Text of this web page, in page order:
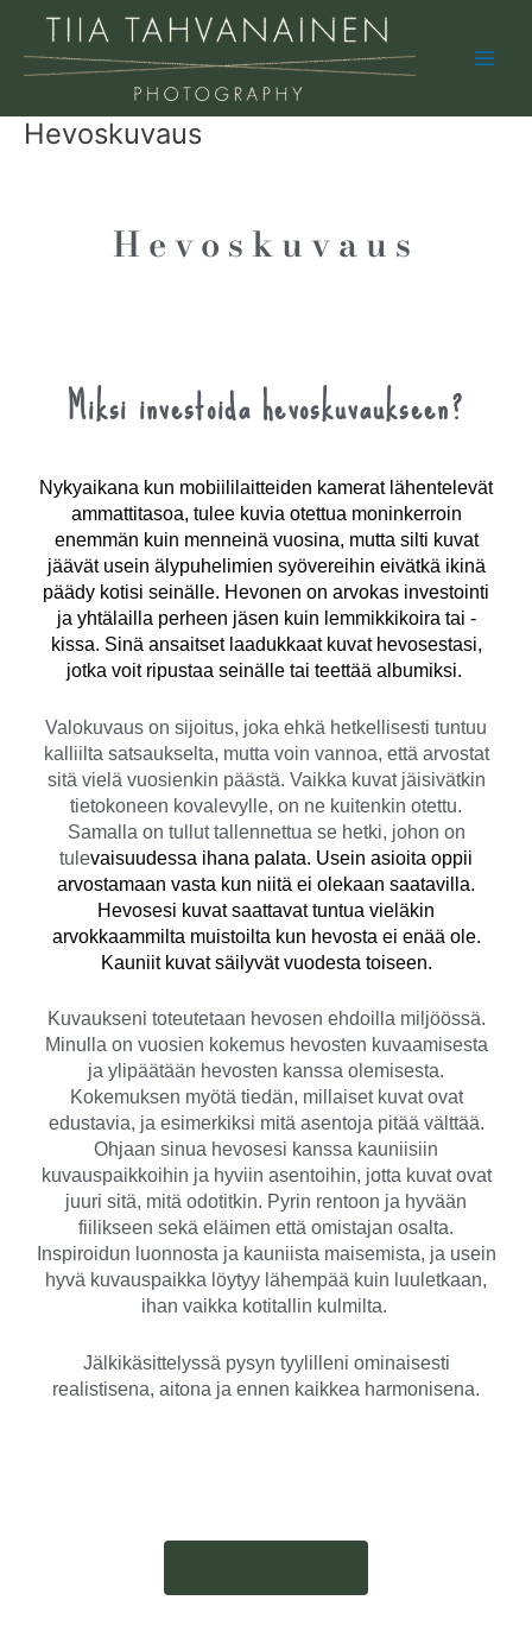
content
Hevoskuvaus
Hevoskuvaus
Miksi investoida hevoskuvaukseen?
Nykyaikana kun mobiililaitteiden kamerat lähentelevät
ammattitasoa, tulee kuvia otettua moninkerroin
enemmän kuin menneinä vuosina, mutta silti kuvat
jäävät usein älypuhelimien syövereihin eivätkä ikinä
päädy kotisi seinälle. Hevonen on arvokas investointi
ja yhtälailla perheen jäsen kuin lemmikkikoira tai -
kissa. Sinä ansaitset laadukkaat kuvat hevosestasi,
jotka voit ripustaa seinälle tai teettää albumiksi.
Valokuvaus on sijoitus, joka ehkä hetkellisesti tuntuu
kalliilta satsaukselta, mutta voin vannoa, että arvostat
sitä vielä vuosienkin päästä. Vaikka kuvat jäisivätkin
tietokoneen kovalevylle, on ne kuitenkin otettu.
Samalla on tullut tallennettua se hetki, johon on
tulevaisuudessa ihana palata. Usein asioita oppii
arvostamaan vasta kun niitä ei olekaan saatavilla.
Hevosesi kuvat saattavat tuntua vieläkin
arvokkaammilta muistoilta kun hevosta ei enää ole.
Kauniit kuvat säilyvät vuodesta toiseen.
Kuvaukseni toteutetaan hevosen ehdoilla miljöössä.
Minulla on vuosien kokemus hevosten kuvaamisesta
ja ylipäätään hevosten kanssa olemisesta.
Kokemuksen myötä tiedän, millaiset kuvat ovat
edustavia, ja esimerkiksi mitä asentoja pitää välttää.
Ohjaan sinua hevosesi kanssa kauniisiin
kuvauspaikkoihin ja hyviin asentoihin, jotta kuvat ovat
juuri sitä, mitä odotitkin. Pyrin rentoon ja hyvään
fiilikseen sekä eläimen että omistajan osalta.
Inspiroidun luonnosta ja kauniista maisemista, ja usein
hyvä kuvauspaikka löytyy lähempää kuin luuletkaan,
ihan vaikka kotitallin kulmilta.
Jälkikäsittelyssä pysyn tyylilleni ominaisesti
realistisena, aitona ja ennen kaikkea harmonisena.